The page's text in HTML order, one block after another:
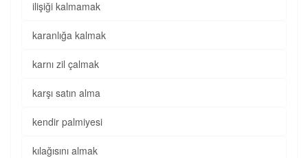
ilişiği kalmamak
karanlığa kalmak
karnı zil çalmak
karşı satın alma
kendir palmiyesi
kılağısını almak